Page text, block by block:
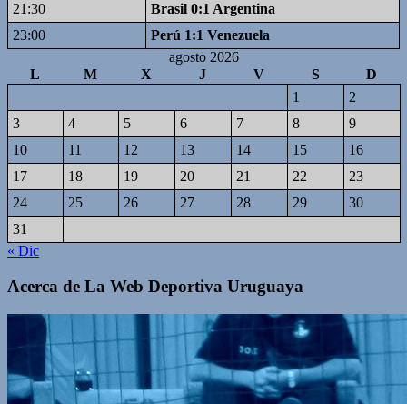
21:30
Brasil 0:1 Argentina
23:00
Perú 1:1 Venezuela
agosto 2026
L
M X J V S
D
1
2
3
4 5 6 7 8
9
10
11 12 13 14 15
16
17
18 19 20 21 22
23
24
25 26 27 28 29
30
31
« Dic
Acerca de La Web Deportiva Uruguaya